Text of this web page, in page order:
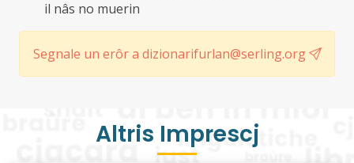
il nâs no muerin
Segnale un erôr a dizionarifurlan@serling.org
Altris Imprescj